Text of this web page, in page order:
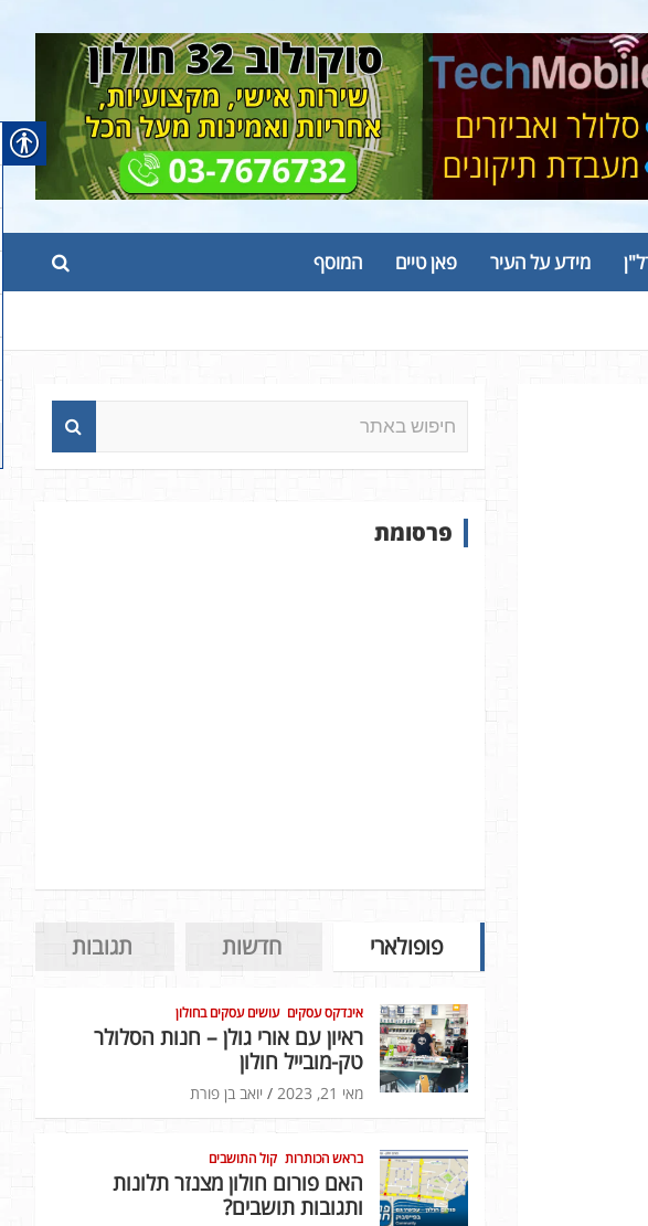
מידע על העיר פאן טיים המוסף
פ
ש
פרסומת
פופולארי חדשות תגובות
אינדקס עסקים עושים עסקים בחולון
ראיון עם אורי גולן – חנות הסלולר
טק-מובייל חולון
מאי 21, 2023 יואב בן פורת
בראש הכותרות קול התושבים
האם פורום חולון מצנזר תלונות
ותגובות תושבים?